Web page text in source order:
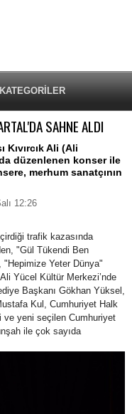
KATEGORİLER
SAHNE ALDI
Ali (Ali
düzenlenen konser ile
merhum sanatçının
12:26
trafik kazasında
"Gül Tükendi Ben
Yeter Dünya"
Yücel Kültür Merkezi’nde
Başkanı Gökhan Yüksel,
Kul, Cumhuriyet Halk
ve yeni seçilen Cumhuriyet
ile çok sayıda